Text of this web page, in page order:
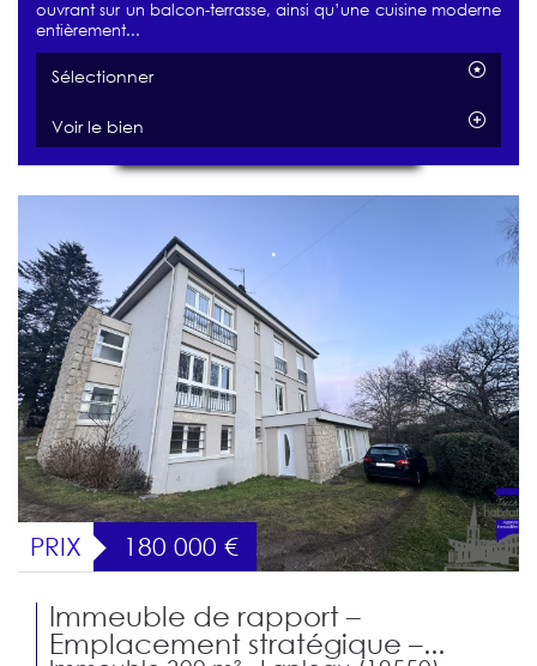
ouvrant sur un balcon-terrasse, ainsi qu’une cuisine moderne
entièrement...
Sélectionner
Voir le bien
PRIX 180 000 €
Immeuble de rapport –
Emplacement stratégique –...